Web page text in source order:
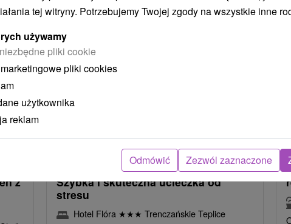
osoba
z
/noc/osoba
Intensywny pobyt MINI RELAX:
Szybka i skuteczna ucieczka od
stresu
Hotel Flóra ★★★ Trenczańskie Teplice
tej witryny. Potrzebujemy Twojej zgody na wszystkie inne
używamy
pliki cookie
pliki cookies
użytkownika
reklam
Odmówić Zezwól zaznaczone